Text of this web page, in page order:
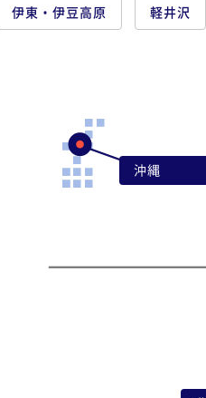
伊東・伊豆高原 軽井沢
沖縄